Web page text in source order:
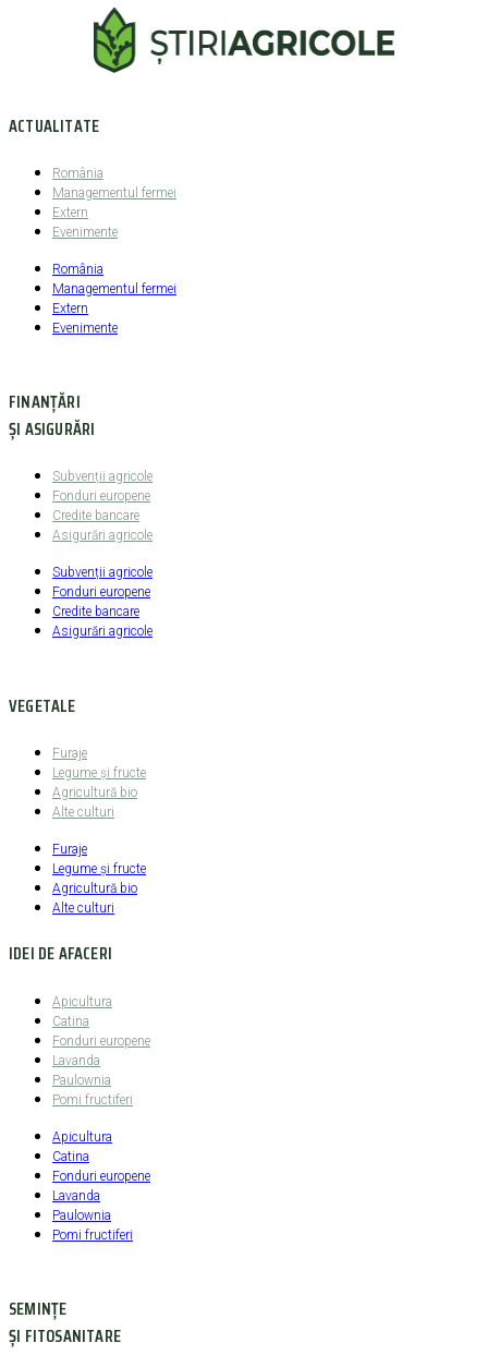
ACTUALITATE
România
Managementul fermei
Extern
Evenimente
România
Managementul fermei
Extern
Evenimente
FINANȚĂRI
ȘI ASIGURĂRI
Subvenții agricole
Fonduri europene
Credite bancare
Asigurări agricole
Subvenții agricole
Fonduri europene
Credite bancare
Asigurări agricole
VEGETALE
Furaje
Legume şi fructe
Agricultură bio
Alte culturi
Furaje
Legume şi fructe
Agricultură bio
Alte culturi
IDEI DE AFACERI
Apicultura
Catina
Fonduri europene
Lavanda
Paulownia
Pomi fructiferi
Apicultura
Catina
Fonduri europene
Lavanda
Paulownia
Pomi fructiferi
SEMINȚE
ȘI FITOSANITARE